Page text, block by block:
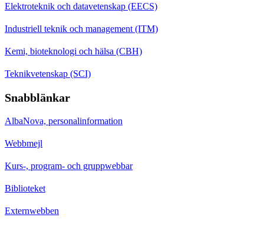
Elektroteknik och datavetenskap (EECS)
Industriell teknik och management (ITM)
Kemi, bioteknologi och hälsa (CBH)
Teknikvetenskap (SCI)
Snabblänkar
AlbaNova, personalinformation
Webbmejl
Kurs-, program- och gruppwebbar
Biblioteket
Externwebben